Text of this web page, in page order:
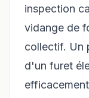
inspection
vidange de
collectif. Un
d'un furet